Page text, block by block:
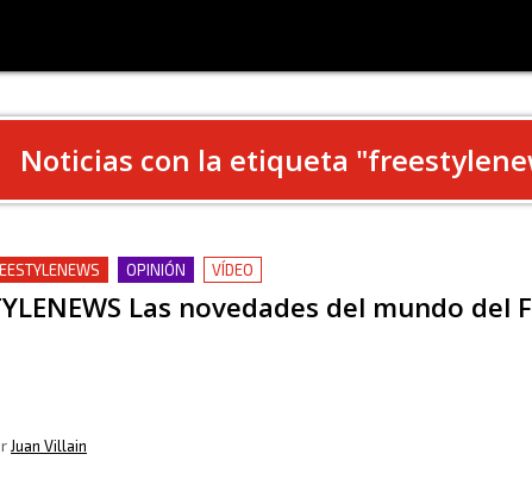
Noticias con la etiqueta "
OPINIÓN VÍDEO
Las novedades del mundo
Juan Villain